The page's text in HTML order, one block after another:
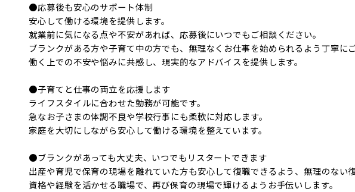
●応募後も安心のサポート体制
安心して働ける環境を提供します。
就業前に気になる点や不安があれば、応募後にいつでもご相談ください。
ブランクがある方や子育て中の方でも、無理なくお仕事を始められるよう丁寧にご
働く上での不安や悩みに共感し、現実的なアドバイスを提供します。
●子育てと仕事の両立を応援します
ライフスタイルに合わせた勤務が可能です。
急なお子さまの体調不良や学校行事にも柔軟に対応します。
家庭を大切にしながら安心して働ける環境を整えています。
●ブランクがあっても大丈夫、いつでもリスタートできます
出産や育児で保育の現場を離れていた方も安心して復職できるよう、無理のない
資格や経験を活かせる職場で、再び保育の現場で輝けるようお手伝いします。